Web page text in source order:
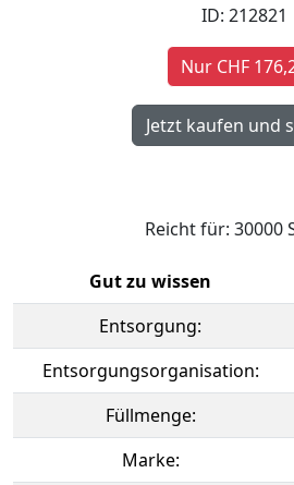
ID: 212821
Nur CHF
Reicht für: 30000
Gut zu wissen
Entsorgung:
Entsorgungsorganisation:
Füllmenge:
Marke: